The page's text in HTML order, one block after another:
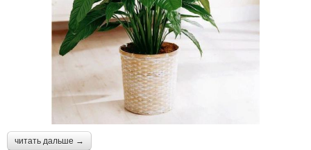
читать дальше →